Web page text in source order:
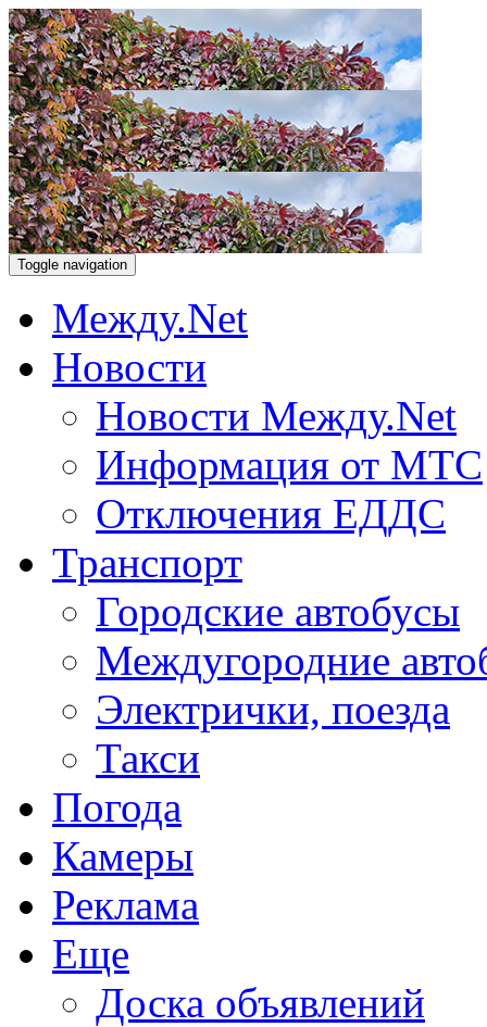
Toggle navigation
Между.Net
Новости
Новости Между.Net
Информация от МТС
Отключения ЕДДС
Транспорт
Городские автобусы
Междугородние
Электрички, поезда
Такси
Погода
Камеры
Реклама
Еще
Доска объявлений